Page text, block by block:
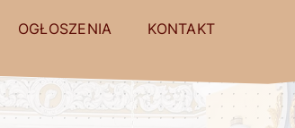
OGŁOSZENIA KONTAKT